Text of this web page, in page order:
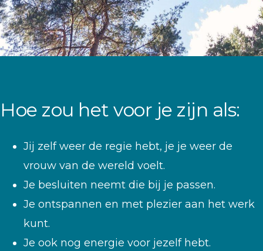
Hoe zou het voor je zijn als:
Jij zelf weer de regie hebt, je je weer de
vrouw van de wereld voelt.
Je besluiten neemt die bij je passen.
Je ontspannen en met plezier aan het werk
kunt.
Je ook nog energie voor jezelf hebt.